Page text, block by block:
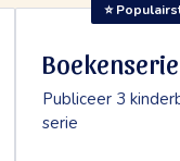
⭐
Boekenserie
Publiceer 3
serie